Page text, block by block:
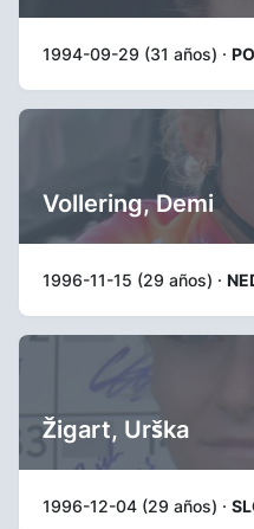
1994-09-29 (31 años) ·
Vollering, Demi
1996-11-15 (29 años) ·
Žigart, Urška
1996-12-04 (29 años) ·